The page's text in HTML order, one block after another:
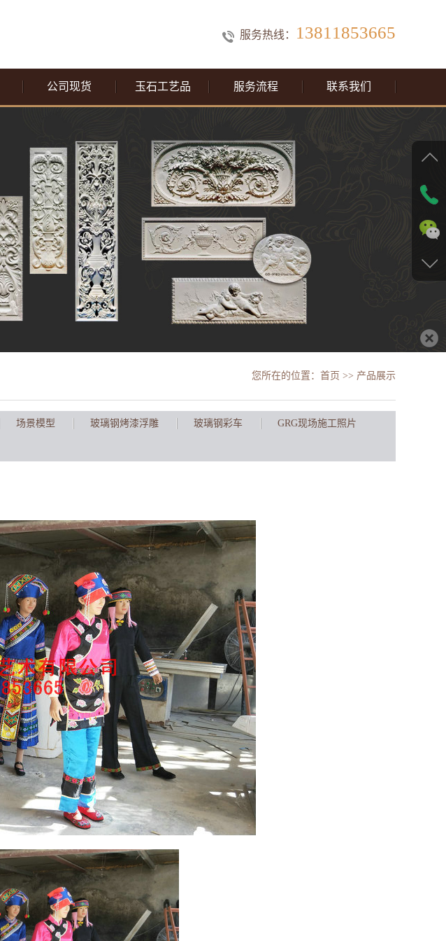
服务热线： 13811853665
公司现货 玉石工艺品 服务流程 联系我们
您所在的位置： 首页 >> 产品展示
场景模型 玻璃钢烤漆浮雕 玻璃钢彩车 GRG现场施工照片